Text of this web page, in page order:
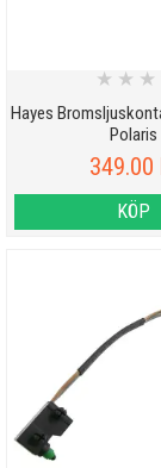
Hayes
Polaris
★ ★ ★
349.00
KÖP